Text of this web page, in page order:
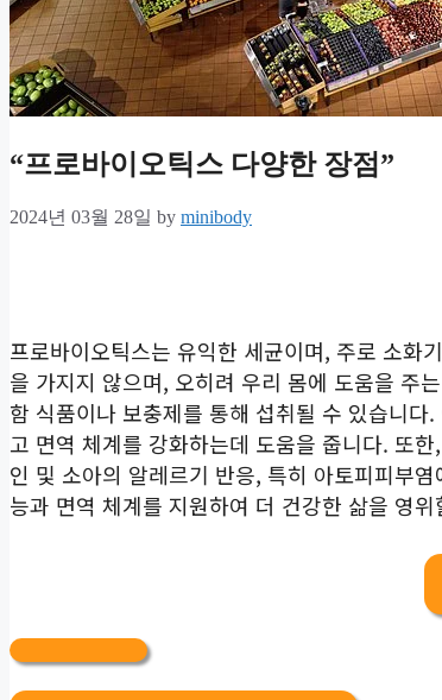
“프로바이오틱스 다양한 장점”
2024년 03월 28일 by minibody
프로바이오틱스는 유익한 세균이며, 주로 소화
을 가지지 않으며, 오히려 우리 몸에 도움을 주
함 식품이나 보충제를 통해 섭취될 수 있습니
고 면역 체계를 강화하는데 도움을 줍니다. 또
인 및 소아의 알레르기 반응, 특히 아토피피부
능과 면역 체계를 지원하여 더 건강한 삶을 영